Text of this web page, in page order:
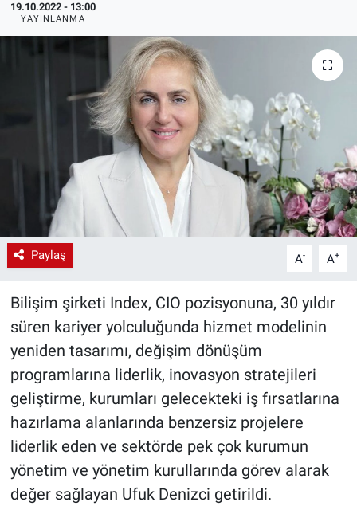
19.10.2022 - 13:00
YAYINLANMA
Paylaş A- A+
Bilişim şirketi Index, CIO pozisyonuna, 30 yıldır
süren kariyer yolculuğunda hizmet modelinin
yeniden tasarımı, değişim dönüşüm
programlarına liderlik, inovasyon stratejileri
geliştirme, kurumları gelecekteki iş fırsatlarına
hazırlama alanlarında benzersiz projelere
liderlik eden ve sektörde pek çok kurumun
yönetim ve yönetim kurullarında görev alarak
değer sağlayan Ufuk Denizci getirildi.
Ağır Sanayi Çözümleri